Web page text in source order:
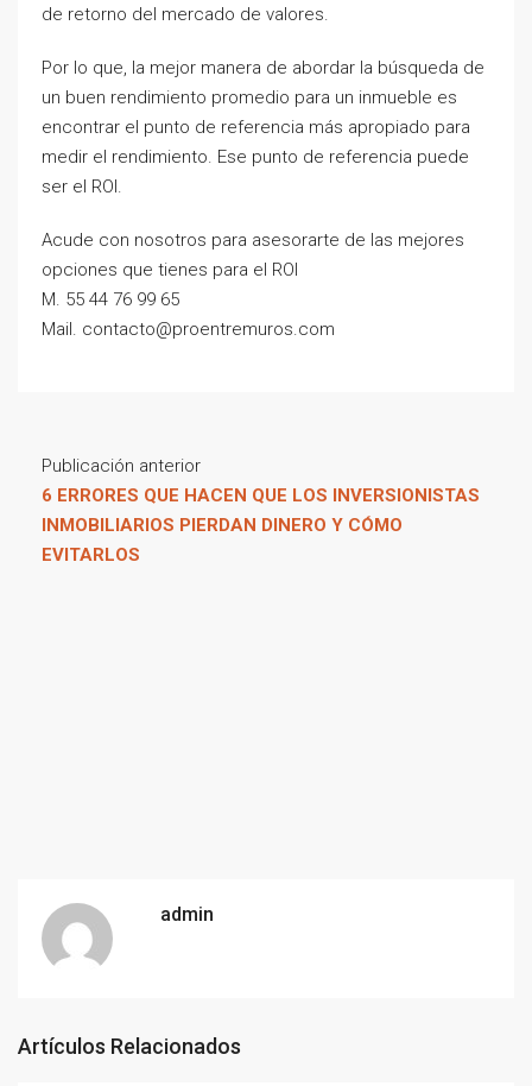
de retorno del mercado de valores.
Por lo que, la mejor manera de abordar la búsqueda de
un buen rendimiento promedio para un inmueble es
encontrar el punto de referencia más apropiado para
medir el rendimiento. Ese punto de referencia puede
ser el ROI.
Acude con nosotros para asesorarte de las mejores
opciones que tienes para el ROI
M. 55 44 76 99 65
Mail. contacto@proentremuros.com
Publicación anterior
6 ERRORES QUE HACEN QUE LOS INVERSIONISTAS
INMOBILIARIOS PIERDAN DINERO Y CÓMO
EVITARLOS
admin
Artículos Relacionados